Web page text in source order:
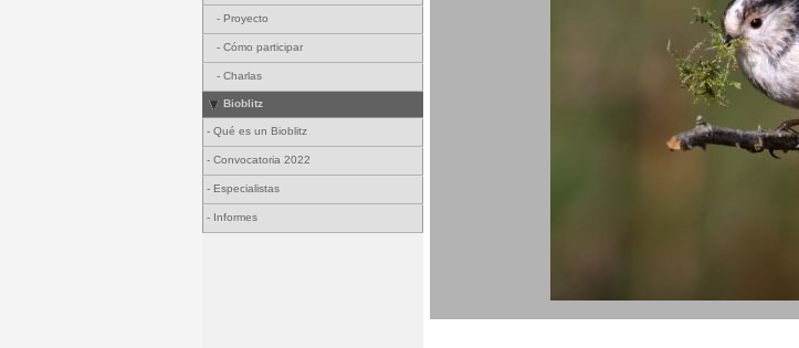
- Proyecto
- Cómo participar
- Charlas
Bioblitz
- Qué es un Bioblitz
- Convocatoria 2022
- Especialistas
- Informes